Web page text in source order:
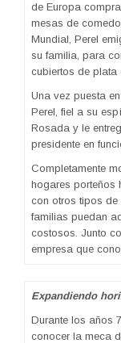
de Europa
mesas de
Mundial, Perel
su familia, para
cubiertos de plata
Una vez puesta
Perel, fiel a su
Rosada y le
presidente en
Completamente
hogares porteños
con otros tipos de
familias puedan
costosos. Junto
empresa que
Expandiendo
Durante los años
conocer la meca